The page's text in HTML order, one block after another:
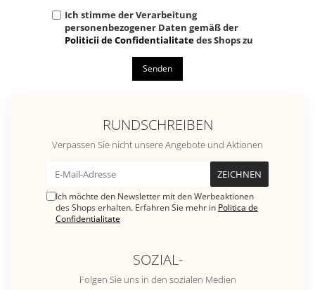
Ich stimme der Verarbeitung
personenbezogener Daten gemäß der
Politicii de Confidentialitatedes Shops zu
Senden
RUNDSCHREIBEN
Verpassen Sie nicht unsere Angebote und Aktionen
Ich möchte den Newsletter mit den Werbeaktionen
des Shops erhalten. Erfahren Sie mehr in Politica de
Confidentialitate
SOZIAL-
Folgen Sie uns in den sozialen Medien